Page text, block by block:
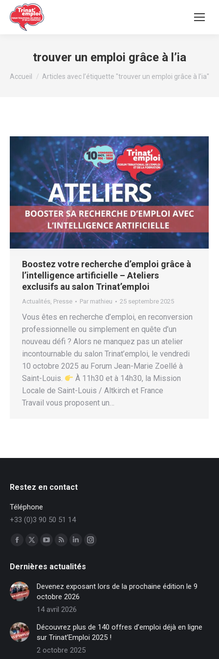
trouver un emploi grâce à l’ia
Vous êtes ici :
Accueil Articles avec l’étiquette "trouver un emploi grâce à l’ia"
Boostez votre recherche d’emploi grâce à
l’intelligence artificielle – Ateliers
exclusifs au salon Trinat’emploi
Actualités, Presse Par mathieu 25 septembre 2025
Vous êtes en recherche d’emploi, en reconversion
professionnelle ou simplement en quête d’un
nouveau défi ? Alors ne manquez pas un atelier
incontournable du salon Trinat’emploi, le vendredi
10 octobre 2025 au Forum Jean-Marie Zoellé à
Saint-Louis.
À 11h30 et à 14h30, la Mission
Locale de Saint-Louis / Altkirch et France
Travail vous proposent un…
Restez en contact
Téléphone
+33 (0)3 90 50 51 14
Trouvez nous sur :
Facebook
opens
in
new
window
X
opens
new
window
opens
in
new
window
opens
in
new
window
LinkedIn
opens
in
new
window
Instagram
in
Dernières actualités
Devenez exposant lors de la prochaine édition le 9
octobre 2026
14 avril 2026
Découvrez plus de 140 offres d’emploi déjà en ligne
sur Trinat’Emploi 2025 !
2 octobre 2025